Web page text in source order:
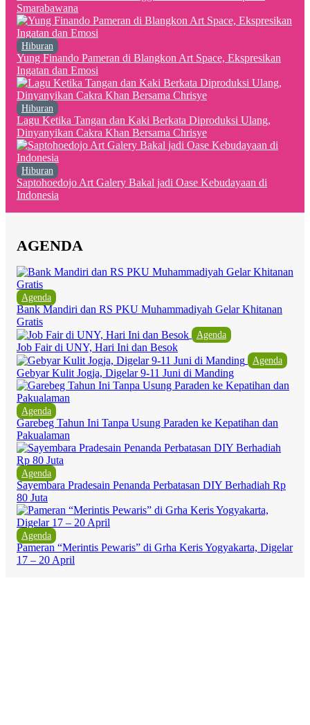
Smarabawana
Hiburan
Yung Finando Pameran di Blangkon Art Space, Ekspresikan
Ingatan dan Emosi
Hiburan
Lagu Ketika Tangan dan Kaki Berkata Diproduksi Ulang,
Dinyanyikan Cakra Khan Bersama Chrisye
Hiburan
Saptohoedojo Art Galery Bakal jadi Oase Kebudayaan di
Indonesia
AGENDA
Agenda
Bank Mandiri dan RS PKU Muhammadiyah Gelar Khitanan
Gratis
Agenda
Job Fair di UNY, Hari Ini dan Besok
Agenda
Gebyar Kulit Jogja, Digelar 9-11 Juni di Manding
Agenda
Garebeg Tahun Ini Tanpa Usung Paraden ke Kepatihan dan
Pakualaman
Agenda
Sayembara Pradesain Penanda Perbatasan DIY Berhadiah Rp
80 Juta
Agenda
Pameran “Merintis Pewaris” di Grha Keris Yogyakarta, Digelar
17 – 20 April